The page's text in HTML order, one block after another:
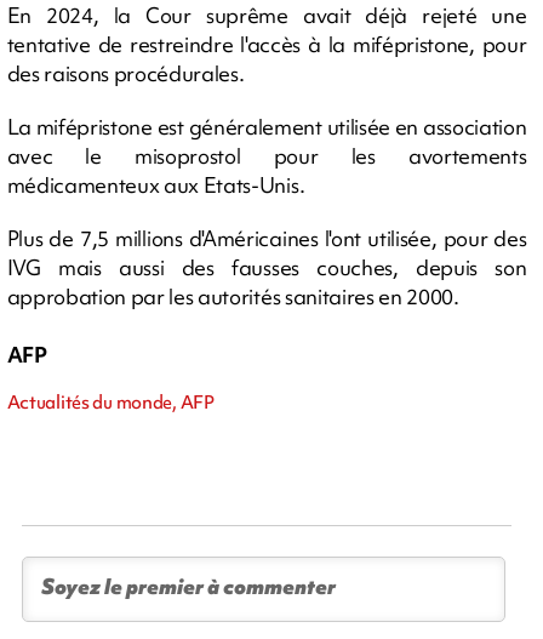
En 2024, la Cour suprême avait déjà rejeté une
tentative de restreindre l'accès à la mifépristone, pour
des raisons procédurales.
La mifépristone est généralement utilisée en association
avec le misoprostol pour les avortements
médicamenteux aux Etats-Unis.
Plus de 7,5 millions d'Américaines l'ont utilisée, pour des
IVG mais aussi des fausses couches, depuis son
approbation par les autorités sanitaires en 2000.
AFP
Actualités du monde, AFP